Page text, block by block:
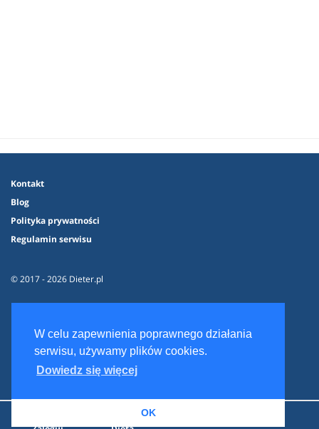
W celu zapewnienia poprawnego działania
serwisu, używamy plików cookies.
Dowiedz się więcej
OK
Kontakt
Blog
Polityka prywatności
Regulamin serwisu
© 2017 - 2026 Dieter.pl